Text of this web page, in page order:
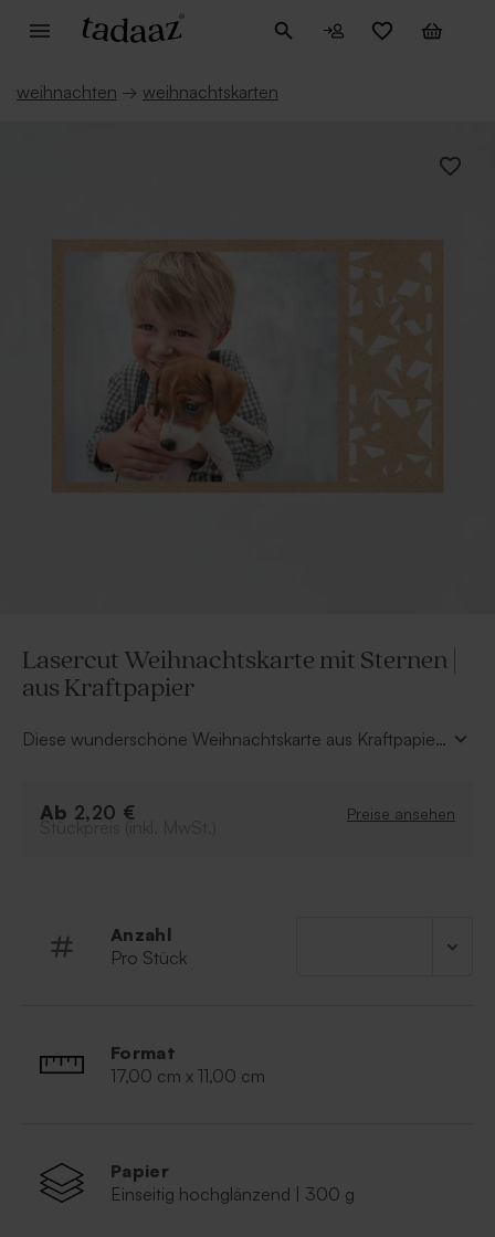
weihnachten → weihnachtskarten
Lasercut Weihnachtskarte mit Sternen |
aus Kraftpapier
Diese wunderschöne Weihnachtskarte aus Kraftpapier
ergänzt werden. Die Rückseite der Weihnachtskarte
Ab 2,20 € Preise ansehen
Anzahl
Pro Stück
Format
17,00 cm x 11,00 cm
Papier
Einseitig hochglänzend | 300 g